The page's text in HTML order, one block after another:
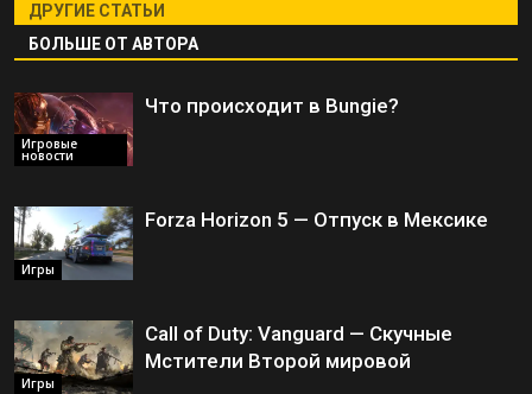
ДРУГИЕ СТАТЬИ
БОЛЬШЕ ОТ АВТОРА
Игровые
новости
Что происходит в Bungie?
Игры
Forza Horizon 5 — Отпуск в Мексике
Игры
Call of Duty: Vanguard — Скучные
Мстители Второй мировой